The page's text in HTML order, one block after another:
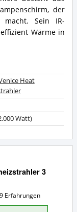
der
Sein IR-
Wärme in
Heat
Watt)
3
Erfahrungen